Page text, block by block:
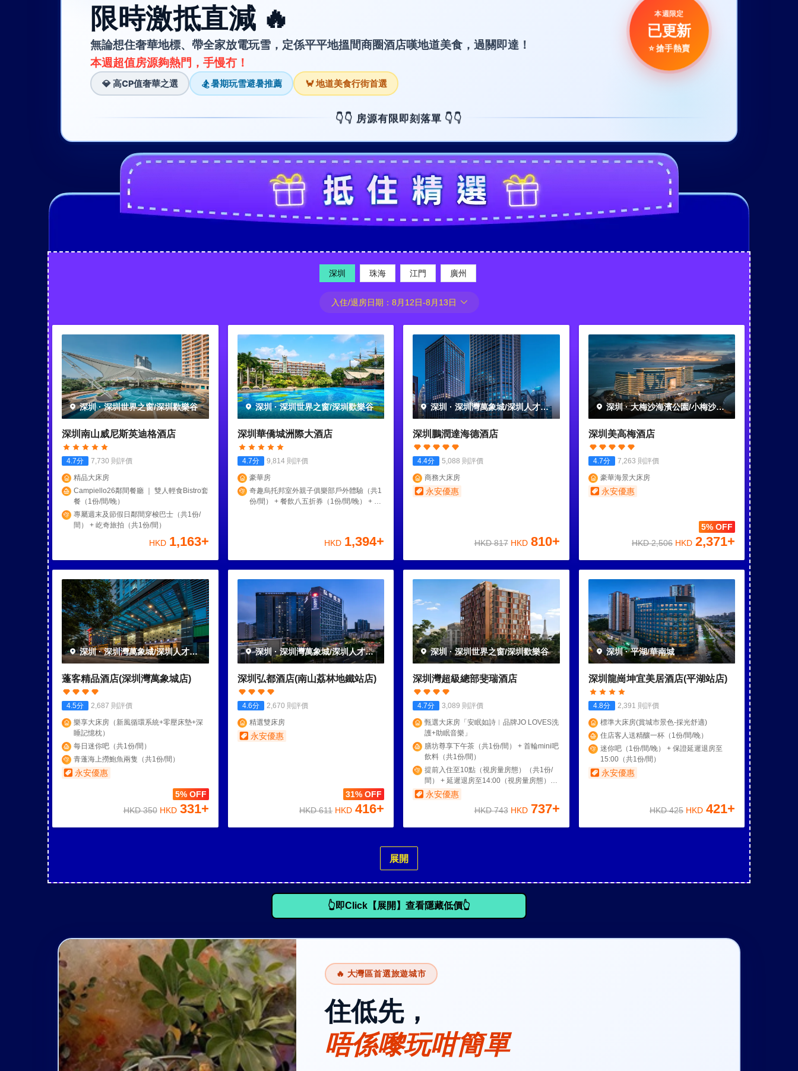
限時激抵直減 🔥
無論想住奢華地標、帶全家放電玩雪，定係平平地搵間商圈酒店嘆地道美食，過關即達！
本週超值房源夠熱門，手慢冇！
💎 高CP值奢華之選 🏂 暑期玩雪避暑推薦 🦀 地道美食行街首選
本週限定
已更新
⭐ 搶手熱賣
👇👇 房源有限即刻落單 👇👇
深圳 珠海 江門 廣州
入住/退房日期： 8月12日-8月13日
深圳·深圳世界之窗/深圳歡樂谷
深圳南山威尼斯英迪格酒店
4.7分 7,730 則評價
精品大床房
Campiello26鄰間餐廳 ｜ 雙人輕食Bistro套
餐（1份/間/晚）
專屬週末及節假日鄰間穿梭巴士（共1份/
間） + 屹奇旅拍（共1份/間）
HKD 1,163+
深圳·深圳世界之窗/深圳歡樂谷
深圳華僑城洲際大酒店
4.7分 9,814則評價
豪華房
奇趣烏托邦室外親子俱樂部戶外體驗（共1
份/間） + 餐飲八五折券（1份/間/晚） + 尊
HKD 1,394+
深圳 · 深圳灣萬象城/深圳人才公
園
深圳鵬潤達海德酒店
4.4分 5,088 則評價
商務大床房
永安優惠
HKD817 HKD 810+
深圳·大梅沙海濱公園/小梅沙海
濱樂園
深圳美高梅酒店
4.7分 7,263 則評價
豪華海景大床房
永安優惠
5% OFF
HKD2,506 HKD 2,371+
深圳·深圳灣萬象城/深圳人才公
園
蓬客精品酒店(深圳灣萬象城店)
4.5分 2,687 則評價
樂享大床房（新風循環系統+零壓床墊+深
睡記憶枕）
每日迷你吧（共1份/間）
青蓬海上撈鮑魚兩隻（共1份/間）
永安優惠
5% OFF
HKD350 HKD 331+
深圳·深圳灣萬象城/深圳人才公
園
深圳弘都酒店(南山荔林地鐵站店)
4.6分 2,670 則評價
精選雙床房
永安優惠
31% OFF
HKD611 HKD 416+
深圳·深圳世界之窗/深圳歡樂谷
深圳灣超級總部斐瑞酒店
4.7分 3,089 則評價
甄選大床房「安眠如詩︱品牌JO LOVES洗
護+助眠音樂」
膳坊尊享下午茶（共1份/間） + 首輪mini吧
飲料（共1份/間）
提前入住至10點（視房量房態）（共1份/
間） + 延遲退房至14:00（視房量房態）
（共1份/間）
永安優惠
HKD743 HKD 737+
深圳·平湖/華南城
深圳龍崗坤宜美居酒店(平湖站店)
4.8分 2,391 則評價
標準大床房(賞城市景色-採光舒適)
住店客人送精釀一杯（1份/間/晚）
迷你吧（1份/間/晚） + 保證延遲退房至
15:00（共1份/間）
永安優惠
HKD425 HKD 421+
展開
👆即Click【展開】查看隱藏低價👆
🔥 大灣區首選旅遊城市
住低先，
唔係嚟玩咁簡單